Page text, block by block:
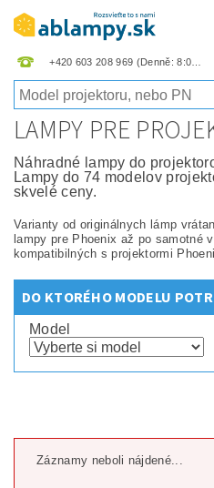
+420 603 208 969
LAMPY PRE
Náhradné lampy do
Lampy do 74 modelov
skvelé ceny.
Varianty od originálnych lámp
lampy pre Phoenix až po samotné
kompatibilných s projektormi
DO KTORÉHO MODELU
Model
Záznamy neboli nájdené...